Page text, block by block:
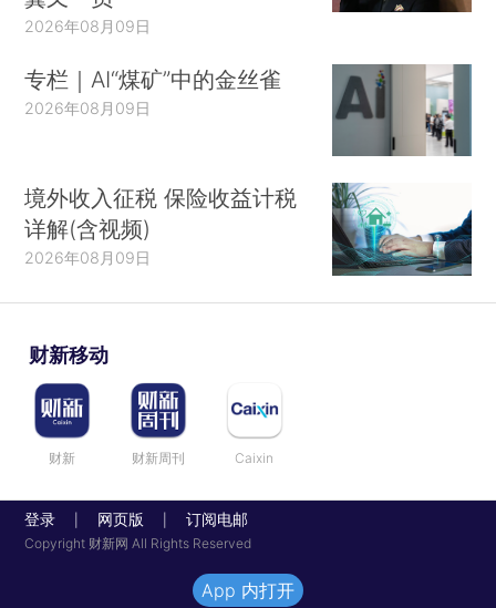
2026年08月09日
专栏｜AI“煤矿”中的金丝雀
2026年08月09日
境外收入征税 保险收益计税
详解(含视频)
2026年08月09日
财新移动
财新 财新周刊 Caixin
登录 网页版 订阅电邮
Copyright 财新网 All Rights Reserved
App 内打开